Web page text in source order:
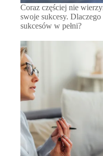
Coraz częściej nie
swoje sukcesy.
sukcesów w pełni?